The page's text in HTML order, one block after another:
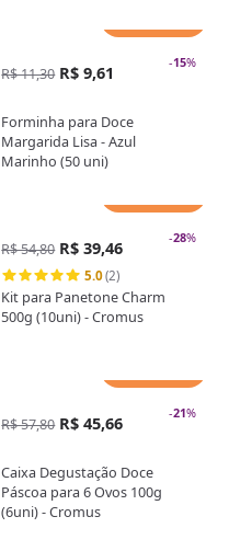
-15%
R$ 11,30 R$ 9,61
Forminha para Doce
Margarida Lisa - Azul
Marinho (50 uni)
-28%
R$ 54,80 R$ 39,46
5.0(2)
Kit para Panetone Charm
500g (10uni) - Cromus
-21%
R$ 57,80 R$ 45,66
Caixa Degustação Doce
Páscoa para 6 Ovos 100g
(6uni) - Cromus